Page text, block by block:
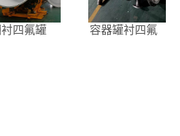
四氟罐 容器罐衬四氟